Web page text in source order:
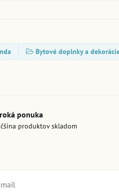
Bytové doplnky a
ponuka
produktov skladom